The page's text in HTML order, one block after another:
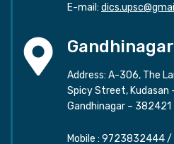
E-mail:
Gandhinagar
Address: A-306, The
Spicy Street, Kudasan
Gandhinagar – 382421
Mobile : 9723832444/